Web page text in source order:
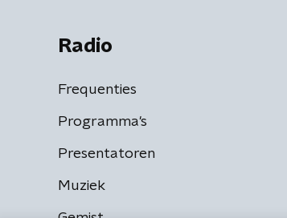
Radio
Frequenties
Programma's
Presentatoren
Muziek